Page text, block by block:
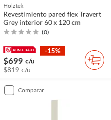
Holztek
Revestimiento pared flex Travert
Grey interior 60 x 120 cm
(0)
-15%
$699 c/u
$819 c/u
comparar